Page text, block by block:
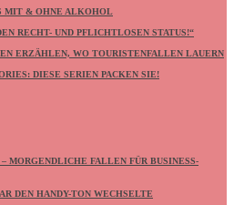
MIT & OHNE ALKOHOL
RECHT- UND PFLICHTLOSEN STATUS!“
ERZÄHLEN, WO TOURISTENFALLEN LAUERN
DIESE SERIEN PACKEN SIE!
MORGENDLICHE FALLEN FÜR BUSINESS-
DEN HANDY-TON WECHSELTE